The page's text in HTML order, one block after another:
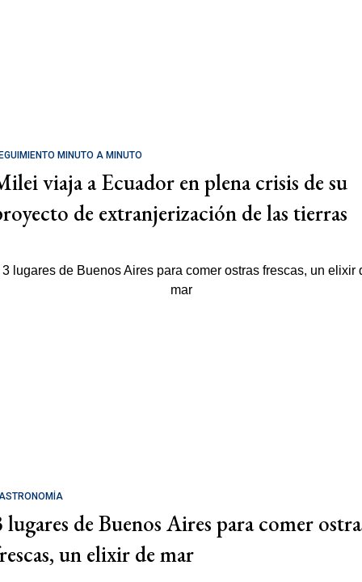
MINUTO A MINUTO
viaja a Ecuador en plena crisis de su
de extranjerización de las tierras
lugares de Buenos Aires para comer
un elixir de mar